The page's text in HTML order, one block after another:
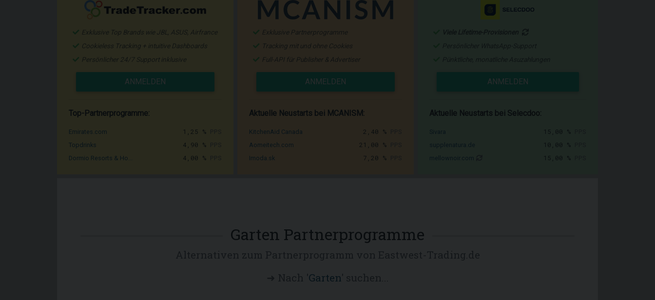
Exklusive Top Brands wie JBL, ASUS, Airfrance
Cookieless Tracking + intuitive Dashboards
Persönlicher 24/7 Support inklusive
ANMELDEN
Top-Partnerprogramme:
Emirates.com 1,25 %
Topdrinks 4,90 %
Dormio Resorts & Ho... 4,00 %
Exklusive Partnerprogramme
Tracking mit und ohne Cookies
Full-API für Publisher & Advertiser
ANMELDEN
Aktuelle Neustarts bei MCANISM:
KitchenAid Canada 2,40 %
Aomeitech.com 21,00 %
Imoda.sk 7,20 %
ANMELDEN
Aktuelle Neustarts bei Selecdoo:
15,00 %
10,00 %
15,00 %
Garten Partnerprogramme
Garten' suchen...